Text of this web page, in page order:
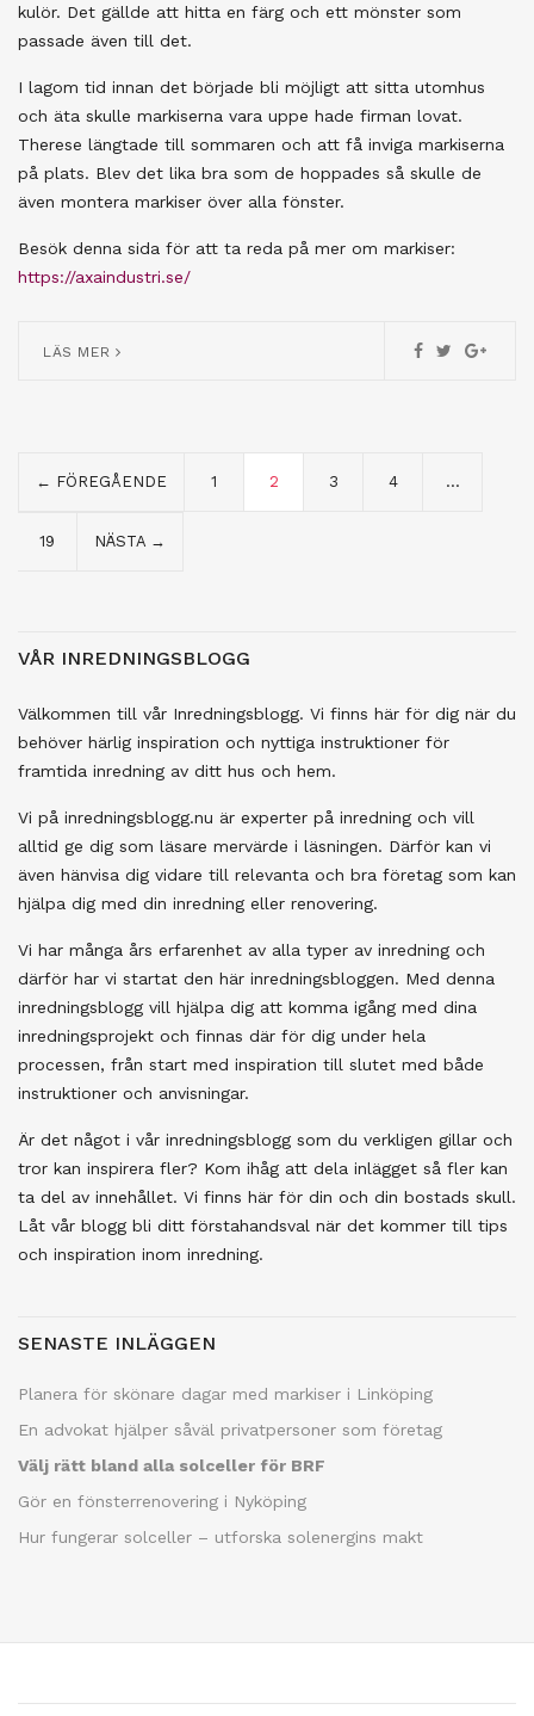
kulör. Det gällde att hitta en färg och ett mönster som
passade även till det.
I lagom tid innan det började bli möjligt att sitta utomhus
och äta skulle markiserna vara uppe hade firman lovat.
Therese längtade till sommaren och att få inviga markiserna
på plats. Blev det lika bra som de hoppades så skulle de
även montera markiser över alla fönster.
Besök denna sida för att ta reda på mer om markiser:
https://axaindustri.se/
LÄS MER
← FÖREGÅENDE 1 2 3 4 …
19 NÄSTA →
VÅR INREDNINGSBLOGG
Välkommen till vår Inredningsblogg. Vi finns här för dig när du
behöver härlig inspiration och nyttiga instruktioner för
framtida inredning av ditt hus och hem.
Vi på inredningsblogg.nu är experter på inredning och vill
alltid ge dig som läsare mervärde i läsningen. Därför kan vi
även hänvisa dig vidare till relevanta och bra företag som kan
hjälpa dig med din inredning eller renovering.
Vi har många års erfarenhet av alla typer av inredning och
därför har vi startat den här inredningsbloggen. Med denna
inredningsblogg vill hjälpa dig att komma igång med dina
inredningsprojekt och finnas där för dig under hela
processen, från start med inspiration till slutet med både
instruktioner och anvisningar.
Är det något i vår inredningsblogg som du verkligen gillar och
tror kan inspirera fler? Kom ihåg att dela inlägget så fler kan
ta del av innehållet. Vi finns här för din och din bostads skull.
Låt vår blogg bli ditt förstahandsval när det kommer till tips
och inspiration inom inredning.
SENASTE INLÄGGEN
Planera för skönare dagar med markiser i Linköping
En advokat hjälper såväl privatpersoner som företag
Välj rätt bland alla solceller för BRF
Gör en fönsterrenovering i Nyköping
Hur fungerar solceller – utforska solenergins makt